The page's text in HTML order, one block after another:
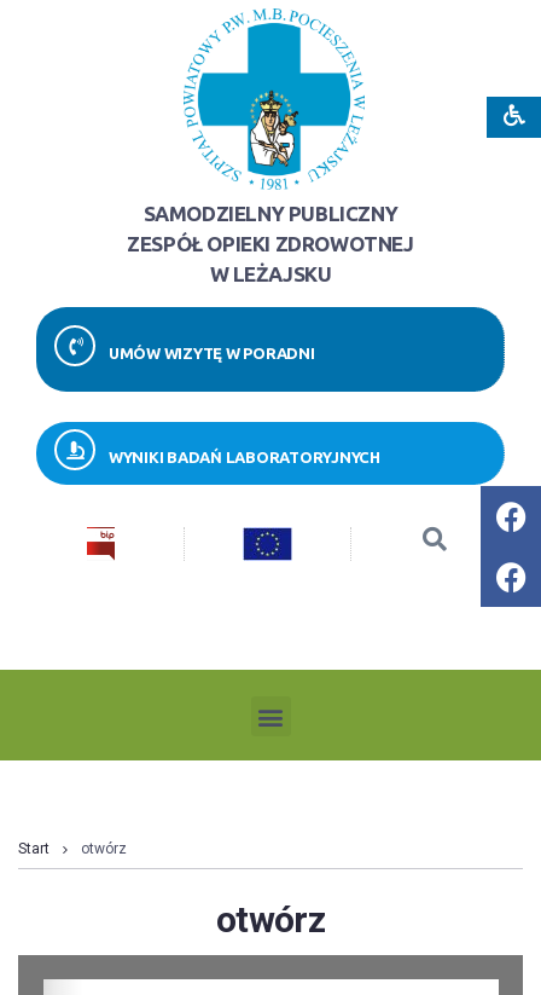
SAMODZIELNY PUBLICZNY
ZESPÓŁ OPIEKI ZDROWOTNEJ
W LEŻAJSKU
UMÓW WIZYTĘ W PORADNI
WYNIKI BADAŃ LABORATORYJNYCH
Start otwórz
otwórz